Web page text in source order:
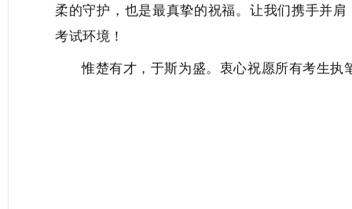
柔的守护，也是最真挚的祝福。让我们携手并
考试环境！
惟楚有才，于斯为盛。衷心祝愿所有考生执